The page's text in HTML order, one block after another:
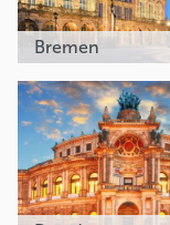
Bremen